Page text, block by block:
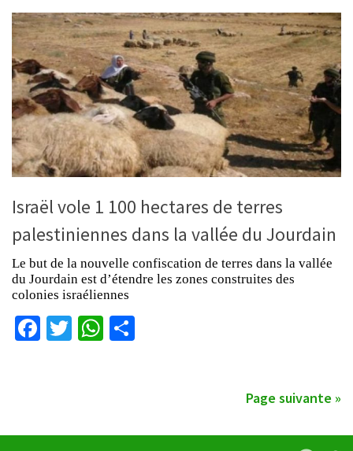
Israël vole 1 100 hectares de terres
palestiniennes dans la vallée du Jourdain
Le but de la nouvelle confiscation de terres dans la vallée
du Jourdain est d’étendre les zones construites des
colonies israéliennes
Facebook
TwitterWhatsApp
Page suivante »